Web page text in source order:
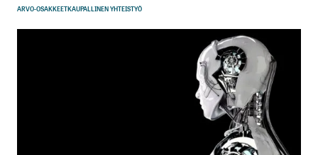
ARVO-OSAKKEETKAUPALLINEN YHTEISTYÖ